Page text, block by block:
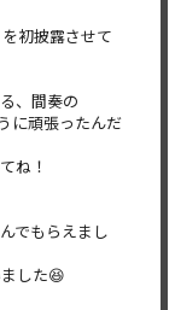
初披露させて
、間奏の
に頑張ったんだ
ね！
でもらえまし
した😆